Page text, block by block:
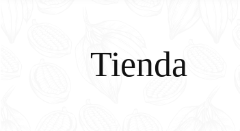
Tienda